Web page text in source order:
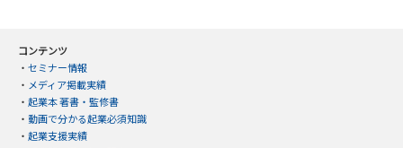
コンテンツ
・ セミナー情報
・ メディア掲載実績
・ 起業本 著書・監修書
・ 動画で分かる起業必須知識
・ 起業支援実績